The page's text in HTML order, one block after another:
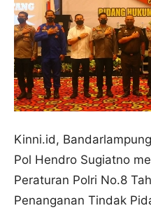
Kinni.id,
Pol Hendro Sugiatno
Peraturan Polri No.8
Penanganan Tindak